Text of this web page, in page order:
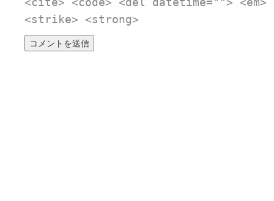
<cite> <code> <del datetime="">
<strike> <strong>